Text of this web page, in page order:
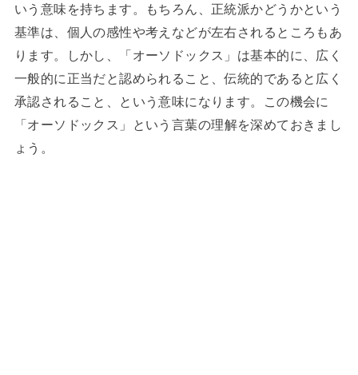
いう意味を持ちます。もちろん、正統派かどうかという
基準は、個人の感性や考えなどが左右されるところもあ
ります。しかし、「オーソドックス」は基本的に、広く
一般的に正当だと認められること、伝統的であると広く
承認されること、という意味になります。この機会に
「オーソドックス」という言葉の理解を深めておきまし
ょう。